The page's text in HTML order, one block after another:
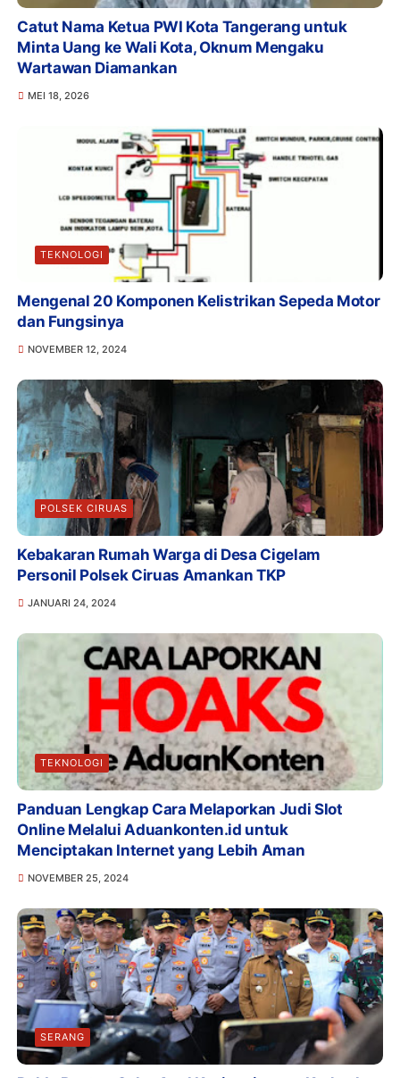
Catut Nama Ketua PWI Kota Tangerang untuk
Minta Uang ke Wali Kota, Oknum Mengaku
Wartawan Diamankan
MEI 18, 2026
TEKNOLOGI
Mengenal 20 Komponen Kelistrikan Sepeda Motor
dan Fungsinya
NOVEMBER 12, 2024
POLSEK CIRUAS
Kebakaran Rumah Warga di Desa Cigelam
Personil Polsek Ciruas Amankan TKP
JANUARI 24, 2024
TEKNOLOGI
Panduan Lengkap Cara Melaporkan Judi Slot
Online Melalui Aduankonten.id untuk
Menciptakan Internet yang Lebih Aman
NOVEMBER 25, 2024
SERANG